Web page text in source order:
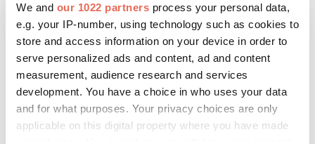
We and our 1022 partners process your personal data,
e.g. your IP-number, using technology such as cookies to
store and access information on your device in order to
serve personalized ads and content, ad and content
measurement, audience research and services
development. You have a choice in who uses your data
and for what purposes. Your privacy choices are only
applicable on this digital property where you have made
Kommentar schreiben